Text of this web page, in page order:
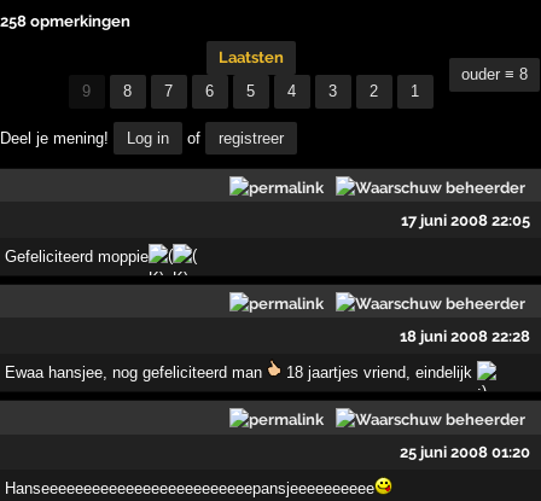
258 opmerkingen
Laatsten
9
8 7 6 5 4 3 2 1
ouder ≡ 8
Deel je mening! Log in of registreer
17 juni 2008 22:05
Gefeliciteerd moppie
18 juni 2008 22:28
Ewaa hansjee, nog gefeliciteerd man 18 jaartjes vriend, eindelijk
25 juni 2008 01:20
Hanseeeeeeeeeeeeeeeeeeeeeeeeepansjeeeeeeeeee